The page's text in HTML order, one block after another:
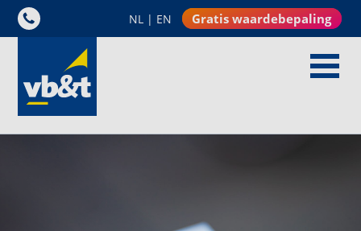
NL | EN Gratis waardebepaling